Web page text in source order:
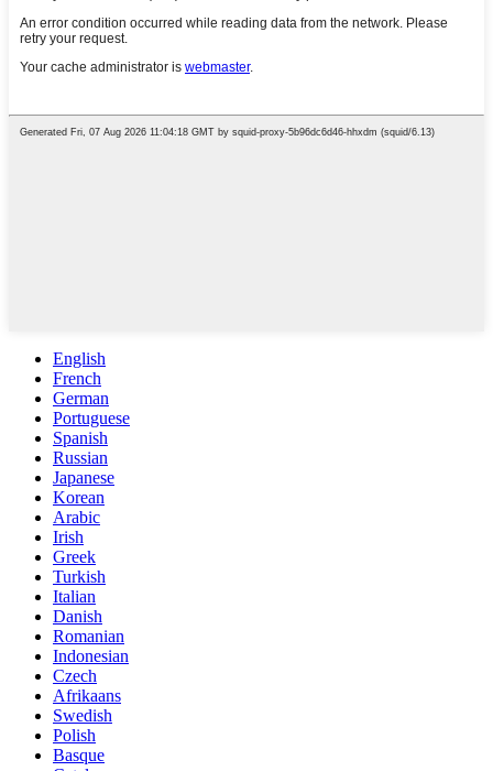
English
French
German
Portuguese
Spanish
Russian
Japanese
Korean
Arabic
Irish
Greek
Turkish
Italian
Danish
Romanian
Indonesian
Czech
Afrikaans
Swedish
Polish
Basque